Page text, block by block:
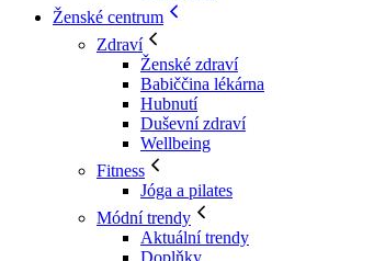
Ženské centrum
Zdraví
Ženské zdraví
Babiččina lékárna
Hubnutí
Duševní zdraví
Wellbeing
Fitness
Jóga a pilates
Módní trendy
Aktuální trendy
Doplňky